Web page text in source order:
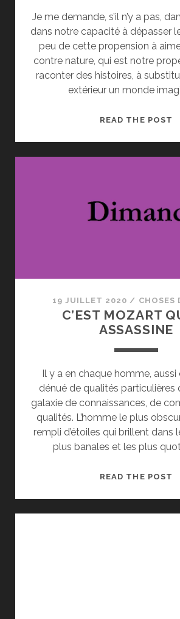
Je me demande, s’il n’y a pas,
dans notre capacité à dépasser
peu de cette propension à
contre nature, qui est notre
raconter des histoires, à
extérieur un monde
READ THE POST
19 JUILLET 2020 / CHOSES
C’EST MOZART
ASSASSINE
Il y a en chaque homme,
dénué de qualités particulières
galaxie de connaissances, de
qualités. L’homme le plus
rempli d’étoiles qui brillent dans
plus banales et les plus
READ THE POST